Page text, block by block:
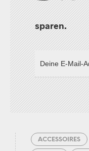
sparen.
ACCESSOIRES